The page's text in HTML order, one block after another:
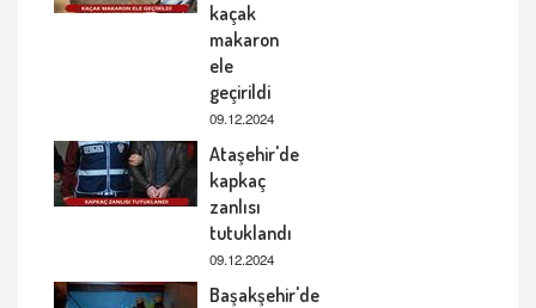
kaçak
makaron
ele
geçirildi
09.12.2024
Ataşehir'de
kapkaç
zanlısı
tutuklandı
09.12.2024
Başakşehir'de